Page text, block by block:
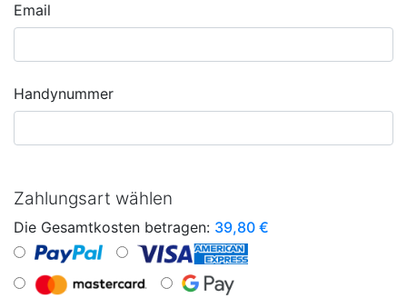
Email
Handynummer
Zahlungsart wählen
Die Gesamtkosten betragen: 39,80 €